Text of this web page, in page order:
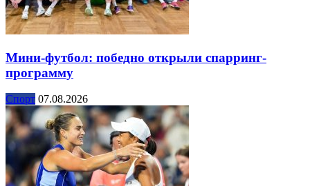
Мини-футбол: победно открыли спарринг-
программу
Спорт 07.08.2026